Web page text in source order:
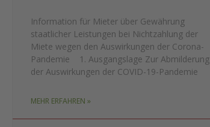
Information für Mieter über Gewährung
staatlicher Leistungen bei Nichtzahlung der
Miete wegen den Auswirkungen der Corona-
Pandemie 1. Ausgangslage Zur Abmilderung
der Auswirkungen der COVID-19-Pandemie
MEHR ERFAHREN »